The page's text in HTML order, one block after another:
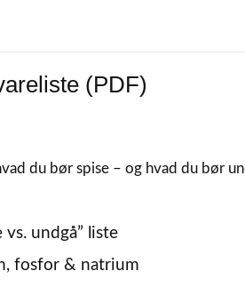
(PDF)
du bør spise – og hvad du bør
undgå” liste
fosfor & natrium